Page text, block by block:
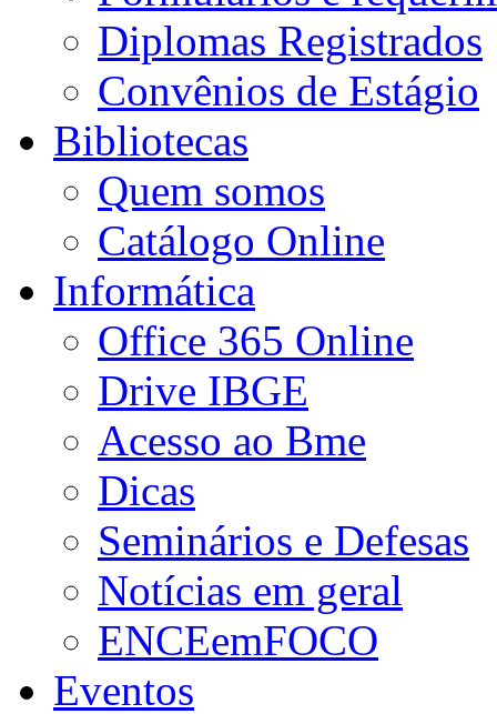
Diplomas Registrados
Convênios de Estágio
Bibliotecas
Quem somos
Catálogo Online
Informática
Office 365 Online
Drive IBGE
Acesso ao Bme
Dicas
Seminários e Defesas
Notícias em geral
ENCEemFOCO
Eventos